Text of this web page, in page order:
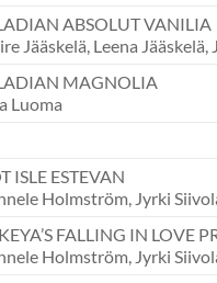
ABSOLUT VANILIA
Jääskelä, Leena Jääskelä,
MAGNOLIA
Luoma
ISLE ESTEVAN
Holmström, Jyrki
FALLING IN LOVE
Holmström, Jyrki